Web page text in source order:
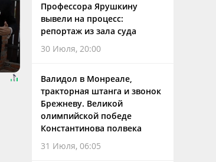
Профессора Ярушкину
вывели на процесс:
репортаж из зала суда
30 Июля, 20:00
Валидол в Монреале,
тракторная штанга и звонок
Брежневу. Великой
олимпийской победе
Константинова полвека
31 Июля, 06:05